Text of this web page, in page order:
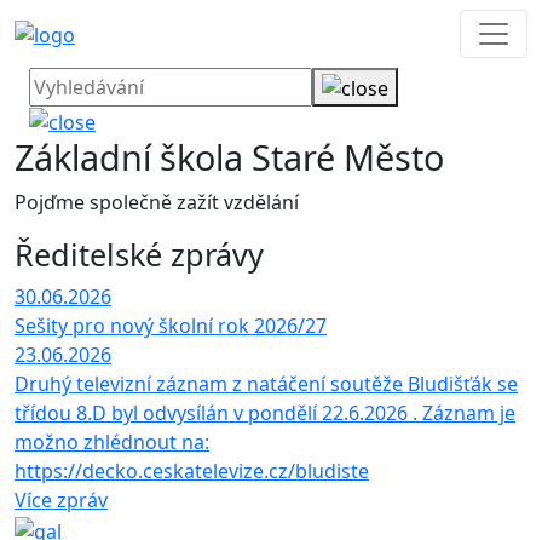
Základní škola Staré Město
Pojďme společně zažít vzdělání
Ředitelské zprávy
30.06.2026
Sešity pro nový školní rok 2026/27
23.06.2026
Druhý televizní záznam z natáčení soutěže Bludišťák se
třídou 8.D byl odvysílán v pondělí 22.6.2026 . Záznam je
možno zhlédnout na:
https://decko.ceskatelevize.cz/bludiste
Více zpráv